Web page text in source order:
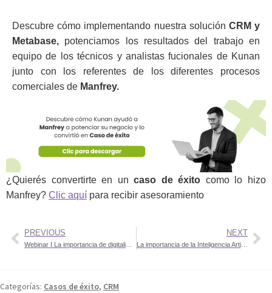
Descubre cómo implementando nuestra solución CRM y
Metabase, potenciamos los resultados del trabajo en
equipo de los técnicos y analistas fucionales de Kunan
junto con los referentes de los diferentes procesos
comerciales de Manfrey.
¿Quierés convertirte en uncaso de éxito como lo hizo
Manfrey? Clic aquí para recibir asesoramiento
PREVIOUS NEXT
La importancia de la Inteligencia Artificial
Categorías: Casos de éxito, CRM